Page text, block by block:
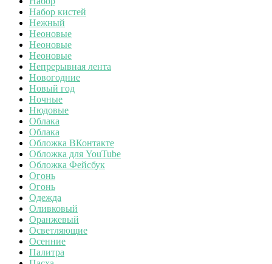
Набор кистей
Нежный
Неоновые
Неоновые
Неоновые
Непрерывная лента
Новогодние
Новый год
Ночные
Нюдовые
Облака
Облака
Обложка ВКонтакте
Обложка для YouTube
Обложка Фейсбук
Огонь
Огонь
Одежда
Оливковый
Оранжевый
Осветляющие
Осенние
Палитра